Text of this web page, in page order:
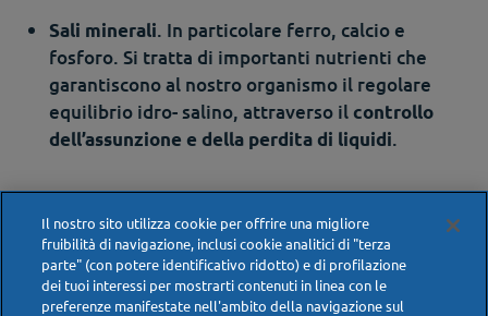
Sali minerali. In particolare ferro, calcio e
fosforo. Si tratta di importanti nutrienti che
garantiscono al nostro organismo il regolare
equilibrio idro- salino, attraverso ilcontrollo
dell’assunzione e della perdita di liquidi.
Peperoncino ed emorroidi
infiammate: ecco perché usarlo
con moderazione
Il nostro sito utilizza cookie per offrire una migliore
fruibilità di navigazione, inclusi cookie analitici di "terza
parte" (con potere identificativo ridotto) e di profilazione
dei tuoi interessi per mostrarti contenuti in linea con le
preferenze manifestate nell'ambito della navigazione sul